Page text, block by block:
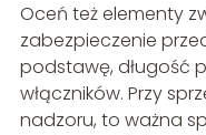
Oceń też elementy
zabezpieczenie
podstawę, długość
włączników. Przy
nadzoru, to ważna